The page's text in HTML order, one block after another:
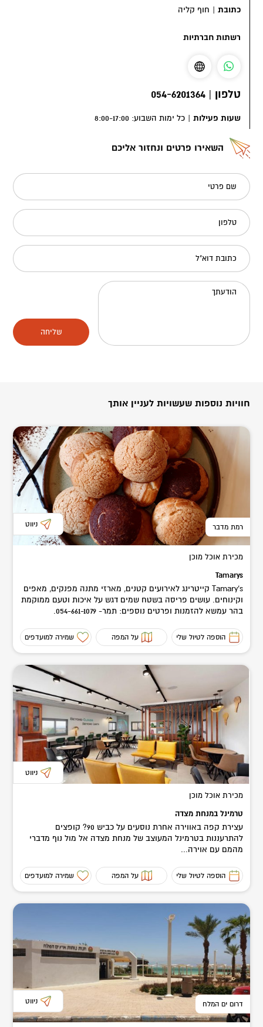
כתובת | חוף קליה
רשתות חברתיות
טלפון |
054-6201364
שעות פעילות | כל ימות השבוע: 8:00-17:00
השאירו פרטים ונחזור אליכם
שם פרטי
טלפון
כתובת דוא"ל
הודעתך
שליחה
חוויות נוספות שעשויות לעניין אותך
רמת מדבר ניווט
מכירת אוכל מוכן
Tamarys
Tamary's קייטרינג לאירועים קטנים, מארזי מתנה מפנקים, מאפים
וקינוחים. עושים פריסה בשטח שמים דגש על איכות וטעם ממוקמת
בהר עמשא להזמנות ופרטים נוספים: תמר- 054-661-1079.
הוספה לטיול שלי על המפה שמירה למועדפים
ניווט
מכירת אוכל מוכן
טרמינל במנחת מצדה
עצירת קפה באווירה אחרת נוסעים על כביש 90? קופצים
להתרעננות בטרמינל המעוצב של מנחת מצדה אל מול נוף מדברי
מהמם עם אוירה...
הוספה לטיול שלי על המפה שמירה למועדפים
דרום ים המלח ניווט